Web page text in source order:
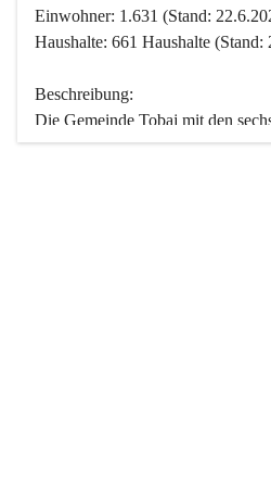
Einwohner: 1.631 (Stand:
Haushalte: 661 Haushalte (Stand:
Beschreibung:
Die Gemeinde Tobaj mit den
Deutsch Tschantschendorf,